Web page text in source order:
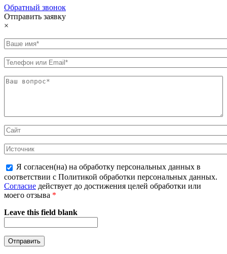
Обратный звонок
Отправить заявку
×
Я согласен(на) на обработку персональных данных в
соответствии с Политикой обработки персональных данных.
Согласие действует до достижения целей обработки или
моего отзыва *
Leave this field blank